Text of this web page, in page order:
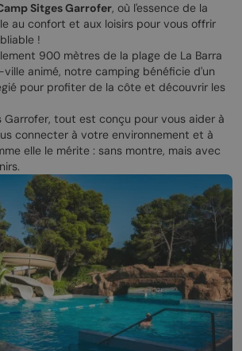
Sitges Garrofer, où l'essence de la
au confort et aux loisirs pour vous offrir
!
900 mètres de la plage de La Barra
animé, notre camping bénéficie d'un
pour profiter de la côte et découvrir les
Garrofer, tout est conçu pour vous aider à
connecter à votre environnement et à
elle le mérite : sans montre, mais avec